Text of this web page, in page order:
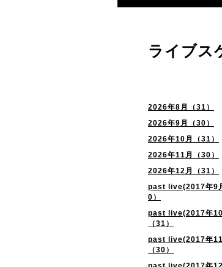
2026年8月（31）
2026年9月（30）
2026年10月（31）
2026年11月（30）
2026年12月（31）
past live(2017年9
0）
past live(2017年
（31）
past live(2017年
（30）
ライブス